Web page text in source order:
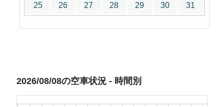
25 26 27 28 29 30 31
2026/08/08の空車状況 - 時間別